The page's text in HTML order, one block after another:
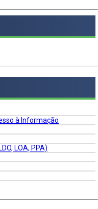
à Informação
LOA, PPA)